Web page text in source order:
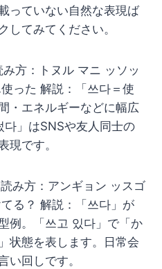
っていない自然な表現ば
してみてください。
み方：トヌル マニ ッソッ
った 解説：「쓰다＝使
・エネルギーなどに幅広
다」はSNSや友人同士の
現です。
読み方：アンギョン ッスゴ
る？ 解説：「쓰다」が
例。「쓰고 있다」で「か
状態を表します。日常会
い回しです。